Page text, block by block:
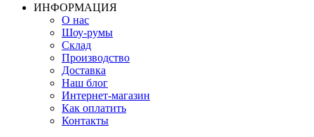
ИНФОРМАЦИЯ
О нас
Шоу-румы
Склад
Производство
Доставка
Наш блог
Интернет-магазин
Как оплатить
Контакты